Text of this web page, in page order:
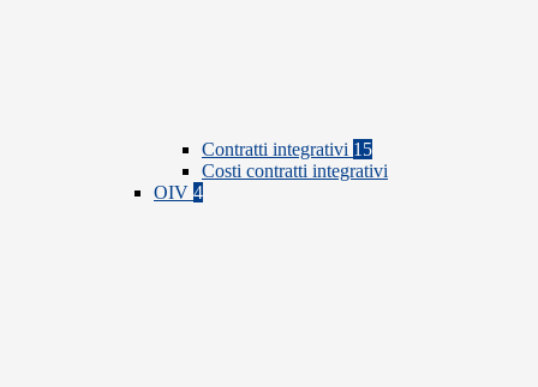
Contratti integrativi 15
Costi contratti integrativi
OIV 4